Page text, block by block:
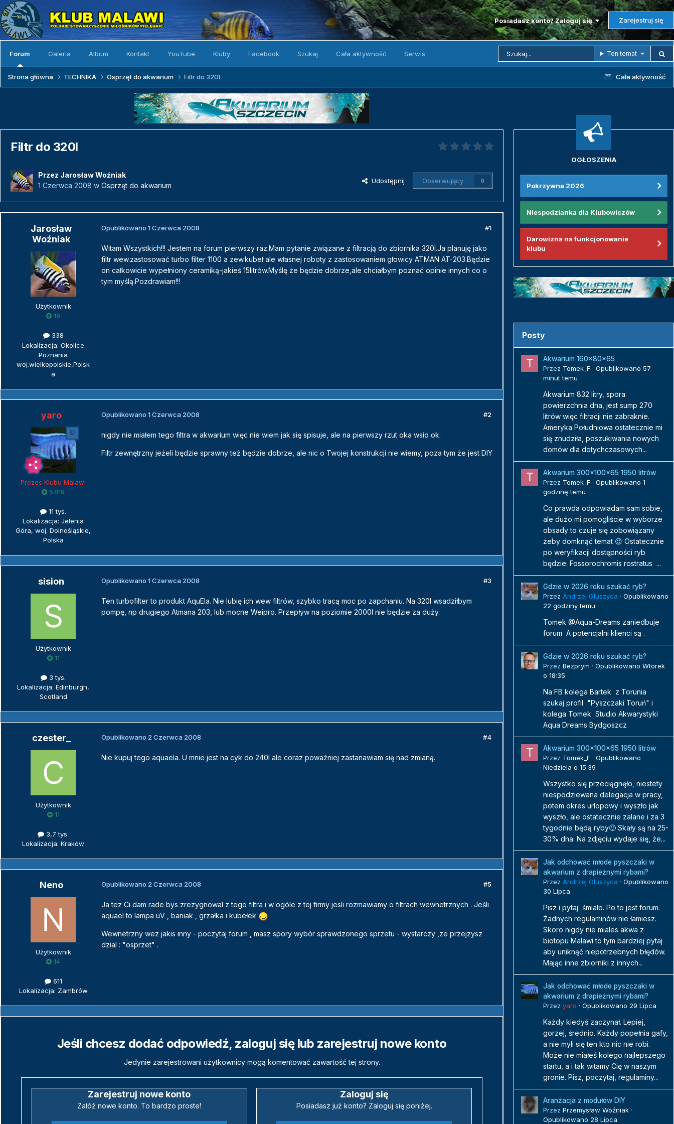
Posiadasz konto? Zaloguj się Zarejestruj się
Forum Galeria Album Kontakt YouTube Kluby Facebook Szukaj Cała aktywność Serwis Ten temat
Cała aktywność
Strona główna TECHNIKA Osprzęt do akwarium Filtr do 320l
Filtr do 320l
Przez Jarosław Woźniak
1 Czerwca 2008 w Osprzęt do akwarium
Udostępnij Obserwujący 0
Jarosław
Woźniak
Użytkownik
19
338
Lokalizacja: Okolice
Poznania
woj.wielkopolskie,Polsk
a
#1
Opublikowano 1 Czerwca 2008
Witam Wszystkich!!! Jestem na forum pierwszy raz.Mam pytanie związane z filtracją do zbiornika 320l.Ja planuję jako
filtr wew.zastosować turbo filter 1100 a zew.kubeł ale własnej roboty z zastosowaniem głowicy ATMAN AT-203.Będzie
on całkowicie wypełniony ceramiką-jakieś 15litrów.Myślę że będzie dobrze,ale chciałbym poznać opinie innych co o
tym myślą.Pozdrawiam!!!
yaro
Prezes Klubu Malawi
5 819
11 tys.
Lokalizacja: Jelenia
Góra, woj. Dolnośląskie,
Polska
#2
Opublikowano 1 Czerwca 2008
nigdy nie miałem tego filtra w akwarium więc nie wiem jak się spisuje, ale na pierwszy rzut oka wsio ok.
Filtr zewnętrzny jeżeli będzie sprawny też będzie dobrze, ale nic o Twojej konstrukcji nie wiemy, poza tym że jest DIY
sision
Użytkownik
11
3 tys.
Lokalizacja: Edinburgh,
Scotland
#3
Opublikowano 1 Czerwca 2008
Ten turbofilter to produkt AquEla. Nie lubię ich wew filtrów, szybko tracą moc po zapchaniu. Na 320l wsadziłbym
pompę, np drugiego Atmana 203, lub mocne Weipro. Przepływ na poziomie 2000l nie będzie za duży.
czester_
Użytkownik
11
3,7 tys.
Lokalizacja: Kraków
#4
Opublikowano 2 Czerwca 2008
Nie kupuj tego aquaela. U mnie jest na cyk do 240l ale coraz poważniej zastanawiam się nad zmianą.
Neno
Użytkownik
14
611
Lokalizacja: Zambrów
#5
Opublikowano 2 Czerwca 2008
Ja tez Ci dam rade bys zrezygnowal z tego filtra i w ogóle z tej firmy jesli rozmawiamy o filtrach wewnetrznych . Jeśli
aquael to lampa uV , baniak , grzałka i kubełek
Wewnetrzny wez jakis inny - poczytaj forum , masz spory wybór sprawdzonego sprzetu - wystarczy ,ze przejzysz
dzial : "osprzet" .
Jeśli chcesz dodać odpowiedź, zaloguj się lub zarejestruj nowe konto
Jedynie zarejestrowani użytkownicy mogą komentować zawartość tej strony.
Zarejestruj nowe konto
Załóż nowe konto. To bardzo proste!
Zaloguj się
Posiadasz już konto? Zaloguj się poniżej.
OGŁOSZENIA
Pokrzywna 2026
Niespodzianka dla Klubowiczów
Darowizna na funkcjonowanie
klubu
Posty
Akwarium 160x80x65
Przez Tomek_F · Opublikowano 57
minut temu
Akwarium 832 litry, spora
powierzchnia dna, jest sump 270
litrów więc filtracji nie zabraknie.
Ameryka Południowa ostatecznie mi
się znudziła, poszukiwania nowych
domów dla dotychczasowych...
Akwarium 300x100x65 1950 litrów
Przez Tomek_F · Opublikowano 1
godzinę temu
Co prawda odpowiadam sam sobie,
ale dużo mi pomogliście w wyborze
obsady to czuje się zobowiązany
żeby domknąć temat 😉 Ostatecznie
po weryfikacji dostępności ryb
będzie: Fossorochromis rostratus ...
Gdzie w 2026 roku szukać ryb?
Przez Andrzej Głuszyca · Opublikowano
22 godziny temu
Tomek @Aqua-Dreams zaniedbuje
forum A potencjalni klienci są .
Gdzie w 2026 roku szukać ryb?
Przez Bezprym · Opublikowano Wtorek
o 18:35
Na FB kolega Bartek z Torunia
szukaj profil "Pyszczaki Toruń" i
kolega Tomek Studio Akwarystyki
Aqua Dreams Bydgoszcz
Akwarium 300x100x65 1950 litrów
Przez Tomek_F · Opublikowano
Niedziela o 15:39
Wszystko się przeciągnęło, niestety
niespodziewana delegacja w pracy,
potem okres urlopowy i wyszło jak
wyszło, ale ostatecznie zalane i za 3
tygodnie będą ryby🙂 Skały są na 25-
30% dna. Na zdjęciu wydaje się, że...
Jak odchować młode pyszczaki w
akwarium z drapieżnymi rybami?
Przez Andrzej Głuszyca · Opublikowano
30 Lipca
Pisz i pytaj śmiało. Po to jest forum.
Żadnych regulaminów nie łamiesz.
Skoro nigdy nie miales akwa z
biotopu Malawi to tym bardziej pytaj
aby uniknąć niepotrzebnych błędów.
Mając inne zbiorniki z innych...
Jak odchować młode pyszczaki w
akwarium z drapieżnymi rybami?
Przez yaro · Opublikowano 29 Lipca
Każdy kiedyś zaczynał. Lepiej,
gorzej, średnio. Każdy popełnia gafy,
a nie myli się ten kto nic nie robi.
Może nie miałeś kolego najlepszego
startu, a i tak witamy Cię w naszym
gronie. Pisz, poczytaj, regulaminy...
Aranżacja z modułów DIY
Przez Przemysław Woźniak ·
Opublikowano 28 Lipca